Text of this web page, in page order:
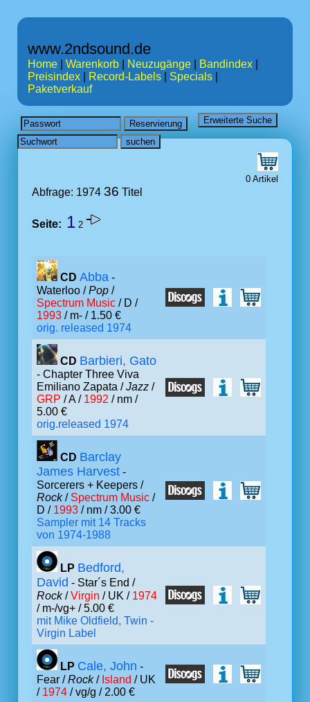
www.2ndsound.de
Home Warenkorb Neuzugänge Bandindex
Preisindex
Record-Labels Specials
Paketverkauf
0 Artikel
Abfrage: 1974 36 Titel
Seite: 1 2
CD Abba -
Waterloo /Pop /
Spectrum Music / D /
1993 / m- / 1.50 €
orig. released 1974
CD Barbieri, Gato
- Chapter Three Viva
Emiliano Zapata /Jazz /
GRP / A / 1992 / nm /
5.00 €
orig.released 1974
CD Barclay
James Harvest -
Sorcerers + Keepers /
Rock/ Spectrum Music /
D / 1993 / nm / 3.00 €
Sampler mit 14 Tracks
von 1974-1988
LP Bedford,
David - Star´s End /
Rock/Virgin / UK / 1974
/ m-/vg+ / 5.00 €
mit Mike Oldfield, Twin -
Virgin Label
LP Cale, John -
Fear /Rock/ Island / UK
/ 1974 / vg/g / 2.00 €